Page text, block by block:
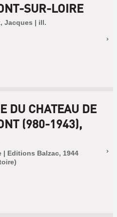
SUR-LOIRE
Jacques | ill.
DU CHATEAU DE
(980-1943),
| Editions Balzac, 1944